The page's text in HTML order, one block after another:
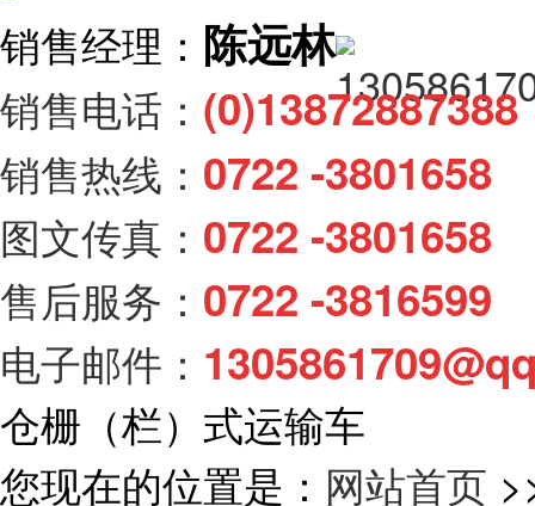
销售经理： 陈远林
销售电话：
销售热线： 0722 -3801658
图文传真： 0722 -3801658
售后服务： 0722 -3816599
电子邮件：
仓栅（栏）式运输车
您现在的位置是： 网站首页